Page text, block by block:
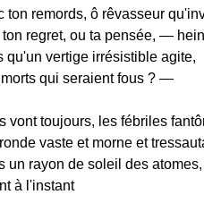
ton remords, ô rêvasseur
ton regret, ou ta pensée, —
qu'un vertige irrésistible agite,
qui seraient fous ? —
vont toujours, les fébriles
vaste et morne et
un rayon de soleil des atomes,
à l'instant